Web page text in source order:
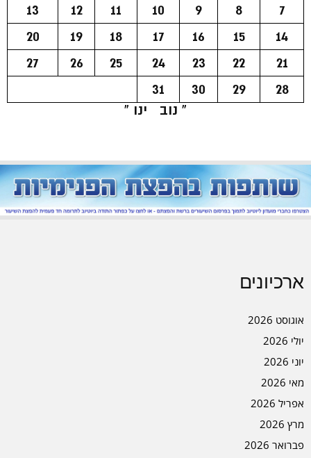
7
8
9
10
11
12
13
14
15
16
17
18
19
20
21
22
23
24
25
26
27
28
29
30
31
« נוב
ינו »
ארכיונים
אוגוסט 2026
יולי 2026
יוני 2026
מאי 2026
אפריל 2026
מרץ 2026
פברואר 2026